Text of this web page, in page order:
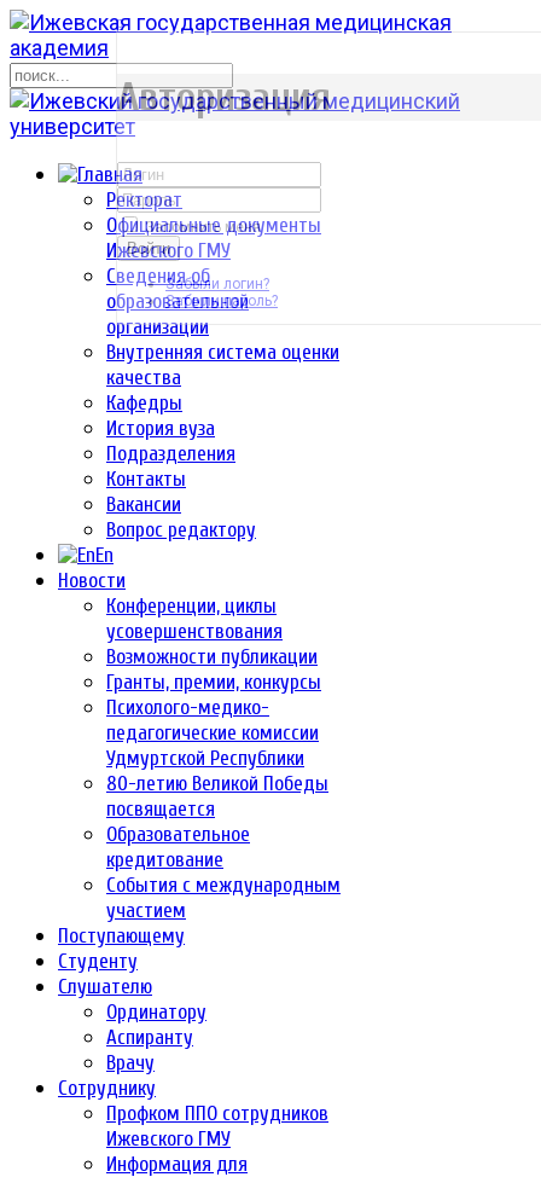
Ректорат
Официальные документы
Ижевского ГМУ
Сведения об
образовательной
организации
Внутренняя система оценки
качества
Кафедры
История вуза
Подразделения
Контакты
Вакансии
Вопрос редактору
En
Новости
Конференции, циклы
усовершенствования
Возможности публикации
Гранты, премии, конкурсы
Психолого-медико-
педагогические комиссии
Удмуртской Республики
80-летию Великой Победы
посвящается
Образовательное
кредитование
События с международным
участием
Поступающему
Студенту
Слушателю
Ординатору
Аспиранту
Врачу
Сотруднику
Профком ППО сотрудников
Ижевского ГМУ
Информация для
р
Авторизация
Запомнить меня
Войти
Забыли логин?
Забыли пароль?